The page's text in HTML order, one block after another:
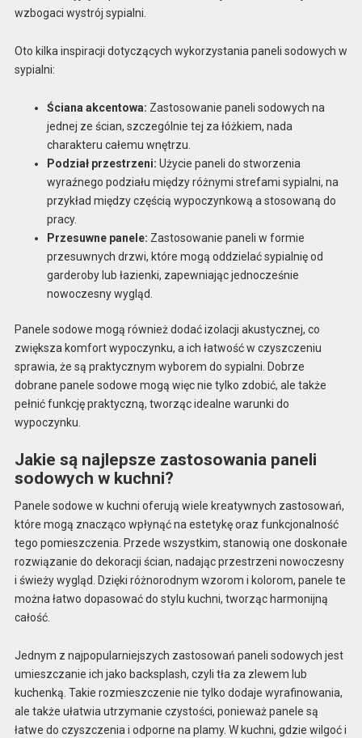
wzbogaci wystrój sypialni.
Oto kilka inspiracji dotyczących wykorzystania paneli sodowych w
sypialni:
Ściana akcentowa: Zastosowanie paneli sodowych na
jednej ze ścian, szczególnie tej za łóżkiem, nada
charakteru całemu wnętrzu.
Podział przestrzeni: Użycie paneli do stworzenia
wyraźnego podziału między różnymi strefami sypialni, na
przykład między częścią wypoczynkową a stosowaną do
pracy.
Przesuwne panele: Zastosowanie paneli w formie
przesuwnych drzwi, które mogą oddzielać sypialnię od
garderoby lub łazienki, zapewniając jednocześnie
nowoczesny wygląd.
Panele sodowe mogą również dodać izolacji akustycznej, co
zwiększa komfort wypoczynku, a ich łatwość w czyszczeniu
sprawia, że są praktycznym wyborem do sypialni. Dobrze
dobrane panele sodowe mogą więc nie tylko zdobić, ale także
pełnić funkcję praktyczną, tworząc idealne warunki do
wypoczynku.
Jakie są najlepsze zastosowania paneli
sodowych w kuchni?
Panele sodowe w kuchni oferują wiele kreatywnych zastosowań,
które mogą znacząco wpłynąć na estetykę oraz funkcjonalność
tego pomieszczenia. Przede wszystkim, stanowią one doskonałe
rozwiązanie do dekoracji ścian, nadając przestrzeni nowoczesny
i świeży wygląd. Dzięki różnorodnym wzorom i kolorom, panele te
można łatwo dopasować do stylu kuchni, tworząc harmonijną
całość.
Jednym z najpopularniejszych zastosowań paneli sodowych jest
umieszczanie ich jako backsplash, czyli tła za zlewem lub
kuchenką. Takie rozmieszczenie nie tylko dodaje wyrafinowania,
ale także ułatwia utrzymanie czystości, ponieważ panele są
łatwe do czyszczenia i odporne na plamy. W kuchni, gdzie wilgoć i